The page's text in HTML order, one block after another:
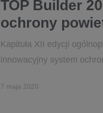
TOP Builder
ochrony
Kapituła XII edycji
innowacyjny system
7 maja 2020